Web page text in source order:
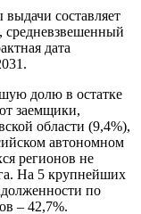
составляет
средневзвешенный
дата
долю в остатке
заемщики,
области (9,4%),
автономном
регионов не
На 5 крупнейших
по
– 42,7%.